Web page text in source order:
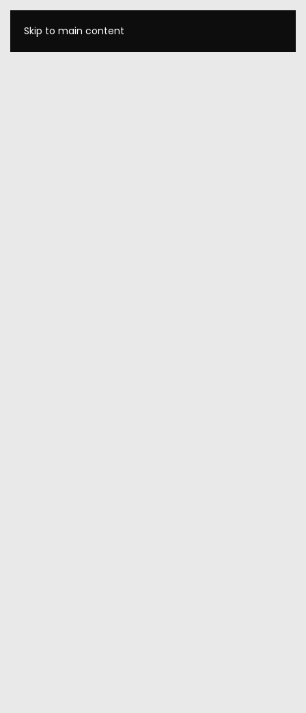
Skip to main content